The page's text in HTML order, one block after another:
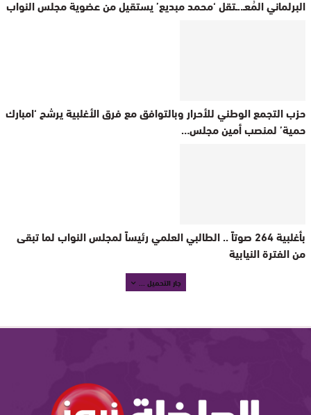
البرلماني المُعـ..ـتقل ‘محمد مبديع’ يستقيل من عضوية مجلس النواب
حزب التجمع الوطني للأحرار وبالتوافق مع فرق الأغلبية يرشح ‘امبارك
حمية’ لمنصب أمين مجلس…
بأغلبية 264 صوتاً .. الطالبي العلمي رئيساً لمجلس النواب لما تبقى
من الفترة النيابية
جار التحميل ...